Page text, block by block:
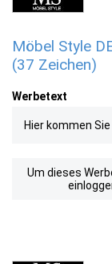
Möbel Style
(37 Zeichen)
Werbetext
Hier kommen
Um dieses